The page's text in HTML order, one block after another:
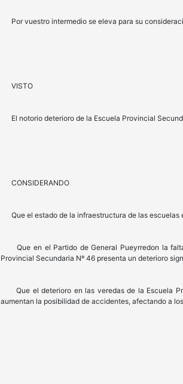
Por vuestro intermedio se eleva para su
VISTO
El notorio deterioro de la Escuela Provincial
CONSIDERANDO
Que el estado de la infraestructura de las escuelas
Que en el Partido de General Pueyrredon la falta
Provincial Secundaria Nº 46 presenta un deterioro
Que el deterioro en las veredas de la Escuela
aumentan la posibilidad de accidentes, afectando a